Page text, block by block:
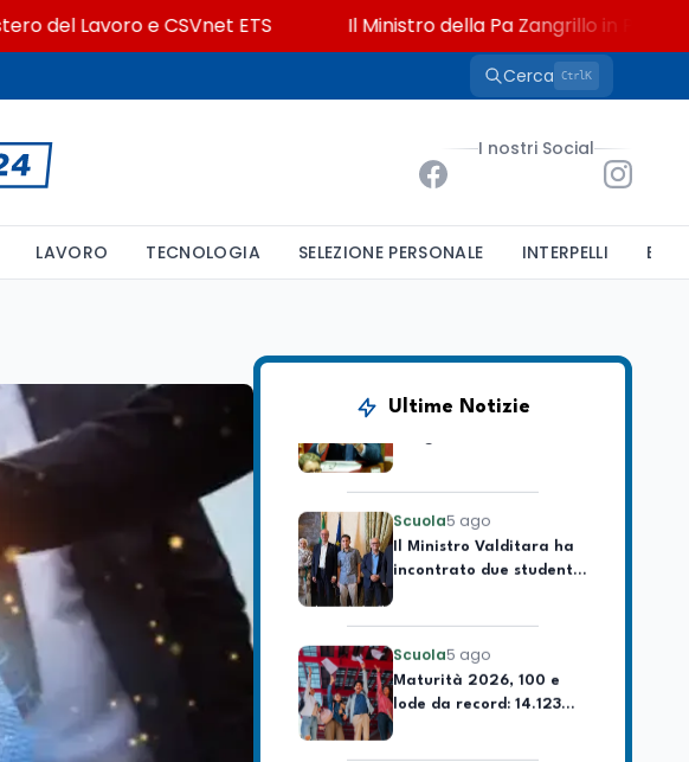
e CSVnet ETS Il Ministro della Pa Zangrillo in Parlamento:
Cerca CtrlK
I nostri Social
LAVORO TECNOLOGIA SELEZIONE PERSONALE INTERPELLI
Ultime Notizie
5 ago
per i 500 posti vacanti
dopo il semestre filtro
Zangrillo in Parlamento:
e la sicurezza delle
incontrato due studenti
Italia
lode da record: 14.123
diplomi con voto